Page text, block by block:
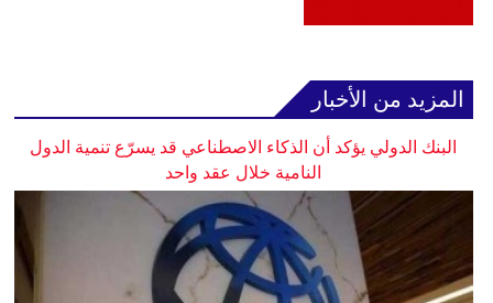
المزيد من الأخبار
البنك الدولي يؤكد أن الذكاء الاصطناعي قد يسرّع تنمية الدول
النامية خلال عقد واحد